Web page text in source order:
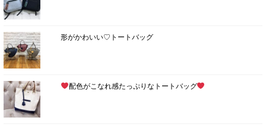
形がかわいい♡トートバッグ
配色がこなれ感たっぷりなトートバッグ